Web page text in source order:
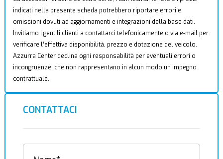
indicati nella presente scheda potrebbero riportare errori e
omissioni dovuti ad aggiornamenti e integrazioni della base dati.
Invitiamo i gentili clienti a contattarci telefonicamente o via e-mail per
verificare l’effettiva disponibilità, prezzo e dotazione del veicolo.
Azzurra Center declina ogni responsabilità per eventuali errori o
incongruenze, che non rappresentano in alcun modo un impegno
contrattuale.
CONTATTACI